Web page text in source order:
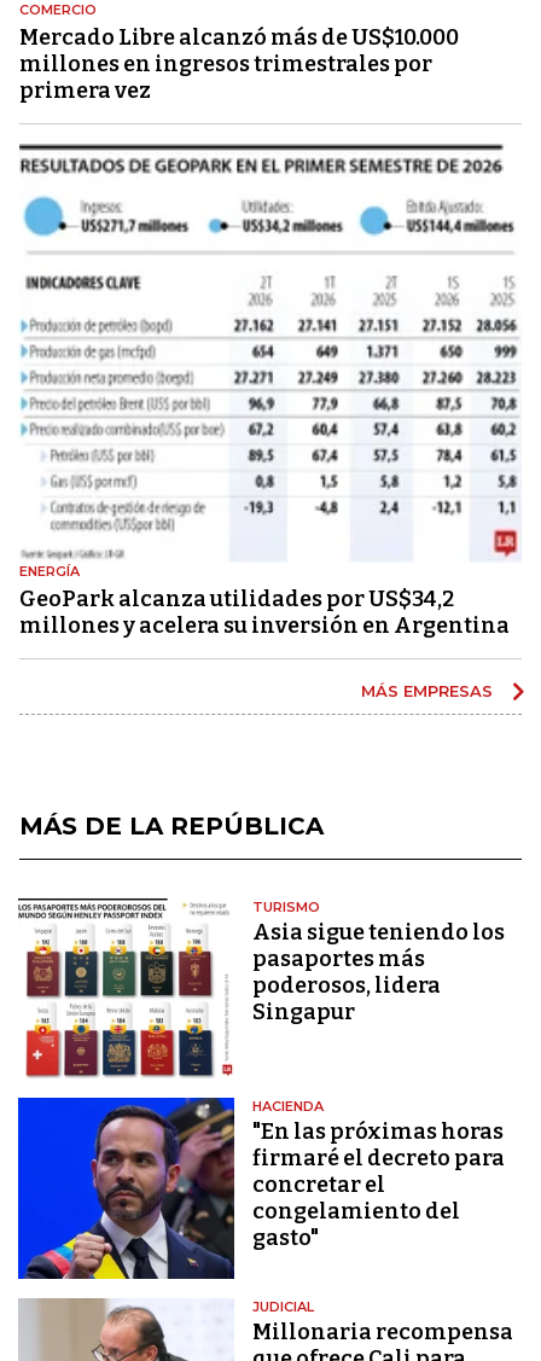
COMERCIO
Mercado Libre alcanzó más de US$10.000
millones en ingresos trimestrales por
primera vez
ENERGÍA
GeoPark alcanza utilidades por US$34,2
millones y acelera su inversión en Argentina
MÁS EMPRESAS
MÁS DE LA REPÚBLICA
TURISMO
Asia sigue teniendo los
pasaportes más
poderosos, lidera
Singapur
HACIENDA
"En las próximas horas
firmaré el decreto para
concretar el
congelamiento del
gasto"
JUDICIAL
Millonaria recompensa